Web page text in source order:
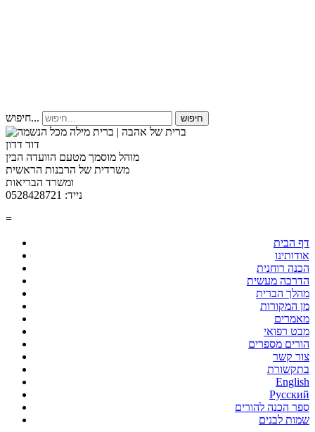
חיפוש... חיפוש
דוד דדון
מוהל מוסמך מטעם הוועדה הבין
משרדית של הרבנות הראשית
ומשרד הבריאות
נייד: 0528428721
=
דף הבית
אודותינו
הכנה רוחנית
הדרכה מעשית
מהלך הברית
מן המקורות
מאמרים
מבט רפואי
הורים מספרים
צור קשר
בתקשורת
English
Русский
ספר הכנה להורים
שמות לבנים